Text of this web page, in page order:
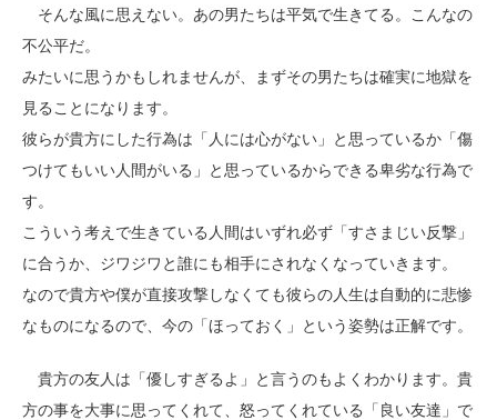
そんな風に思えない。あの男たちは平気で生きてる。こんなの
不公平だ。
みたいに思うかもしれませんが、まずその男たちは確実に地獄を
見ることになります。
彼らが貴方にした行為は「人には心がない」と思っているか「傷
つけてもいい人間がいる」と思っているからできる卑劣な行為で
す。
こういう考えで生きている人間はいずれ必ず「すさまじい反撃」
に合うか、ジワジワと誰にも相手にされなくなっていきます。
なので貴方や僕が直接攻撃しなくても彼らの人生は自動的に悲惨
なものになるので、今の「ほっておく」という姿勢は正解です。
貴方の友人は「優しすぎるよ」と言うのもよくわかります。貴
方の事を大事に思ってくれて、怒ってくれている「良い友達」で